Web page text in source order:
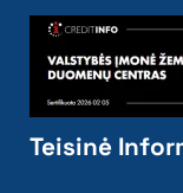
Teisinė